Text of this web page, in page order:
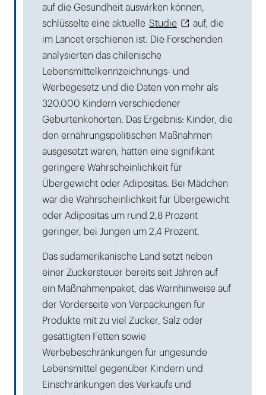
auf die Gesundheit auswirken können,
schlüsselte eine aktuelle Studie
auf, die
im Lancet erschienen ist. Die Forschenden
analysierten das chilenische
Lebensmittelkennzeichnungs- und
Werbegesetz und die Daten von mehr als
320.000 Kindern verschiedener
Geburtenkohorten. Das Ergebnis: Kinder, die
den ernährungspolitischen Maßnahmen
ausgesetzt waren, hatten eine signifikant
geringere Wahrscheinlichkeit für
Übergewicht oder Adipositas. Bei Mädchen
war die Wahrscheinlichkeit für Übergewicht
oder Adipositas um rund 2,8 Prozent
geringer, bei Jungen um 2,4 Prozent.
Das südamerikanische Land setzt neben
einer Zuckersteuer bereits seit Jahren auf
ein Maßnahmenpaket, das Warnhinweise auf
der Vorderseite von Verpackungen für
Produkte mit zu viel Zucker, Salz oder
gesättigten Fetten sowie
Werbebeschränkungen für ungesunde
Lebensmittel gegenüber Kindern und
Einschränkungen des Verkaufs und